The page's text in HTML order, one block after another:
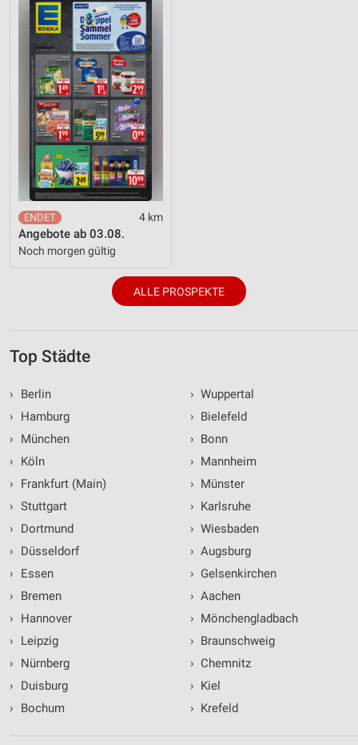
4 km
Angebote ab 03.08.
Noch morgen gültig
ALLE PROSPEKTE
Top Städte
›
Berlin
›
Hamburg
›
München
›
Köln
›
Frankfurt (Main)
› Stuttgart
›
Dortmund
›
Düsseldorf
›
Essen
›
Bremen
›
Hannover
›
Leipzig
›
Nürnberg
›
Duisburg
›
Bochum
› Wuppertal
› Bielefeld
› Bonn
› Mannheim
› Münster
› Karlsruhe
› Wiesbaden
› Augsburg
› Gelsenkirchen
› Aachen
› Mönchengladbach
› Braunschweig
› Chemnitz
› Kiel
› Krefeld